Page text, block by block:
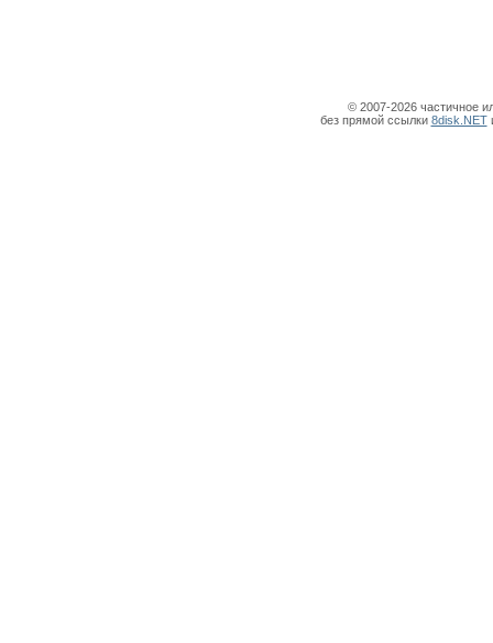
© 2007-2026 частичное
без прямой ссылки 8disk.NET